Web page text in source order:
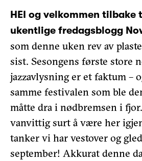
HEI og velkommen
ukentlige fredagsblogg
som denne uken rev av
sist. Sesongens første store
jazzavlysning er et faktum –
samme festivalen som ble
måtte dra i nødbremsen i
vanvittig surt å være her
tanker vi har vestover og
september! Akkurat denne